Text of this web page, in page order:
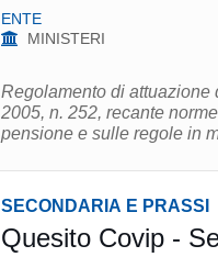
ENTE
MINISTERI
Regolamento di attuazione dell'articolo 6,
2005, n. 252, recante norme sui criteri e limiti di investimento delle risorse dei fondi
pensione e sulle
SECONDARIA E PRASSI
Quesito Covip -